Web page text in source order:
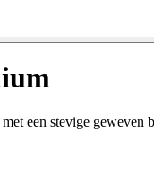
een stevige geweven